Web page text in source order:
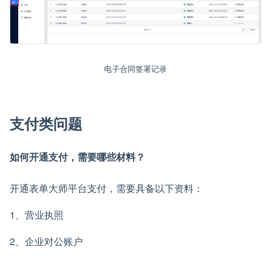
电子合同签署记录
支付类问题
如何开通支付，需要哪些材料？
开通表单大师平台支付，需要具备以下资料：
1、营业执照
2、企业对公账户